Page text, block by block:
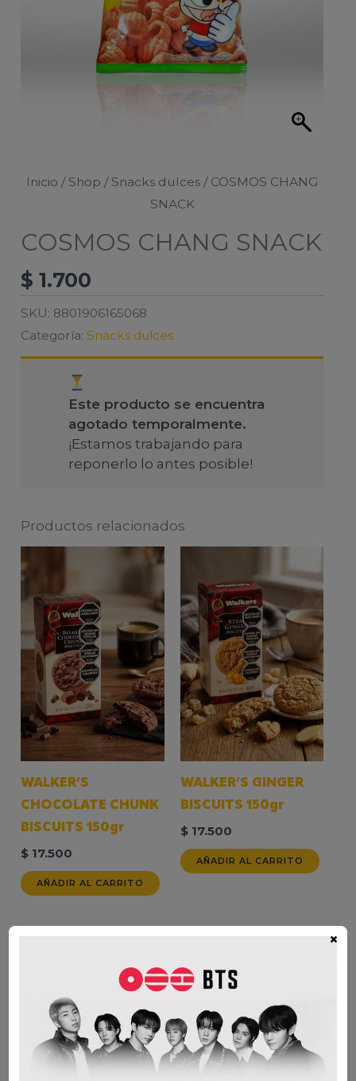
Inicio / Shop / Snacks dulces / COSMOS CHANG
SNACK
COSMOS CHANG SNACK
$ 1.700
SKU: 8801906165068
Categoría:Snacks dulces
Este producto se encuentra
agotado temporalmente.
¡Estamos trabajando para
reponerlo lo antes posible!
Productos relacionados
WALKER’S
CHOCOLATE CHUNK
BISCUITS 150gr
$ 17.500
AÑADIR AL CARRITO
WALKER’S GINGER
BISCUITS 150gr
$17.500
AÑADIR AL CARRITO
×